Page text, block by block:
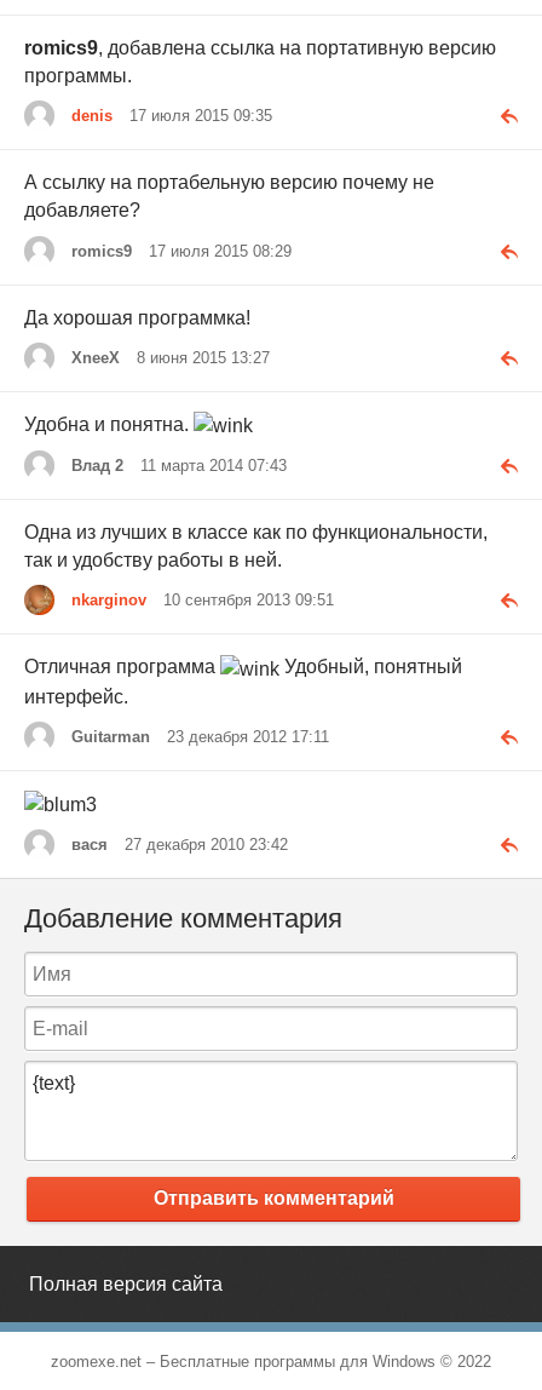
romics9, добавлена ссылка на портативную версию
программы.
denis 17 июля 2015 09:35
А ссылку на портабельную версию почему не
добавляете?
romics9 17 июля 2015 08:29
Да хорошая программка!
XneeX 8 июня 2015 13:27
Удобна и понятна.
Влад 2 11 марта 2014 07:43
Одна из лучших в классе как по функциональности,
так и удобству работы в ней.
nkarginov 10 сентября 2013 09:51
Отличная программа
Удобный, понятный
интерфейс.
Guitarman 23 декабря 2012 17:11
вася 27 декабря 2010 23:42
Добавление комментария
Отправить комментарий
Полная версия сайта
zoomexe.net – Бесплатные программы для Windows © 2022